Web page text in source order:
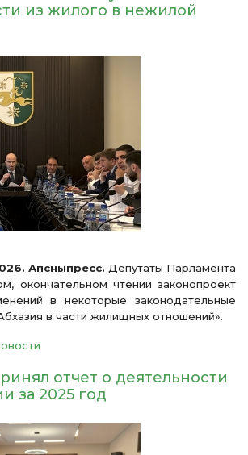
из жилого в нежилой
Апсныпресс. Депутаты Парламента
окончательном чтении законопроект
в некоторые законодательные
в части жилищных отношений».
отчет о деятельности
за 2025 год